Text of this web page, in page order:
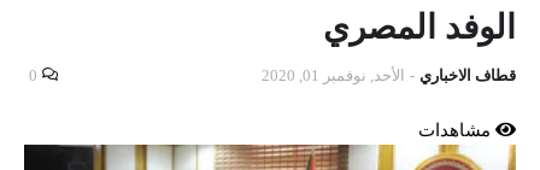
الوفد المصري
قطاف الاخباري - الأحد, نوفمبر 01, 2020 0
مشاهدات